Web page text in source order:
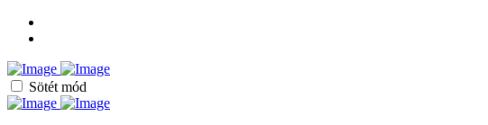
Sötét mód